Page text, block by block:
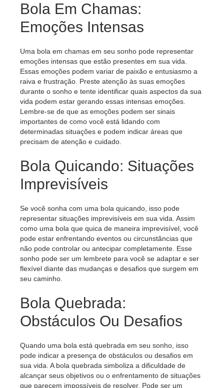
Bola Em Chamas:
Emoções Intensas
Uma bola em chamas em seu sonho pode representar
emoções intensas que estão presentes em sua vida.
Essas emoções podem variar de paixão e entusiasmo a
raiva e frustração. Preste atenção às suas emoções
durante o sonho e tente identificar quais aspectos da sua
vida podem estar gerando essas intensas emoções.
Lembre-se de que as emoções podem ser sinais
importantes de como você está lidando com
determinadas situações e podem indicar áreas que
precisam de atenção e cuidado.
Bola Quicando: Situações
Imprevisíveis
Se você sonha com uma bola quicando, isso pode
representar situações imprevisíveis em sua vida. Assim
como uma bola que quica de maneira imprevisível, você
pode estar enfrentando eventos ou circunstâncias que
não pode controlar ou antecipar completamente. Esse
sonho pode ser um lembrete para você se adaptar e ser
flexível diante das mudanças e desafios que surgem em
seu caminho.
Bola Quebrada:
Obstáculos Ou Desafios
Quando uma bola está quebrada em seu sonho, isso
pode indicar a presença de obstáculos ou desafios em
sua vida. A bola quebrada simboliza a dificuldade de
alcançar seus objetivos ou o enfrentamento de situações
que parecem impossíveis de resolver. Pode ser um